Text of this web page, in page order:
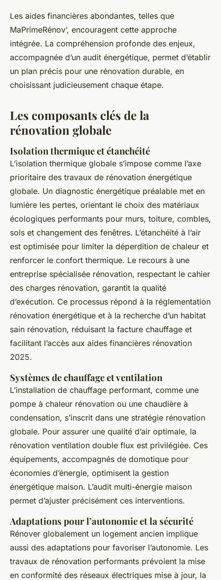
Les aides financières abondantes, telles que
MaPrimeRénov’, encouragent cette approche
intégrée. La compréhension profonde des enjeux,
accompagnée d’un audit énergétique, permet d’établir
un plan précis pour une rénovation durable, en
choisissant judicieusement chaque étape.
Les composants clés de la
rénovation globale
Isolation thermique et étanchéité
L’isolation thermique globale s’impose comme l’axe
prioritaire des travaux de rénovation énergétique
globale. Un diagnostic énergétique préalable met en
lumière les pertes, orientant le choix des matériaux
écologiques performants pour murs, toiture, combles,
sols et changement des fenêtres. L’étanchéité à l’air
est optimisée pour limiter la déperdition de chaleur et
renforcer le confort thermique. Le recours à une
entreprise spécialisée rénovation, respectant le cahier
des charges rénovation, garantit la qualité
d’exécution. Ce processus répond à la réglementation
rénovation énergétique et à la recherche d’un habitat
sain rénovation, réduisant la facture chauffage et
facilitant l’accès aux aides financières rénovation
2025.
Systèmes de chauffage et ventilation
L’installation de chauffage performant, comme une
pompe à chaleur rénovation ou une chaudière à
condensation, s’inscrit dans une stratégie rénovation
globale. Pour assurer une qualité d’air optimale, la
rénovation ventilation double flux est privilégiée. Ces
équipements, accompagnés de domotique pour
économies d’énergie, optimisent la gestion
énergétique maison. L’audit multi-énergie maison
permet d’ajuster précisément ces interventions.
Adaptations pour l’autonomie et la sécurité
Rénover globalement un logement ancien implique
aussi des adaptations pour favoriser l’autonomie. Les
travaux de rénovation performants prévoient la mise
en conformité des réseaux électriques mise à jour, la